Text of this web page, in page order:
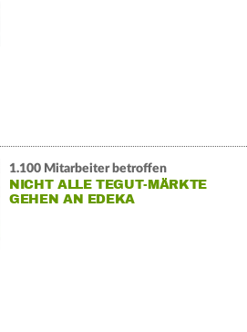
1.100 Mitarbeiter betroffen
NICHT ALLE TEGUT-MÄRKTE
GEHEN AN EDEKA